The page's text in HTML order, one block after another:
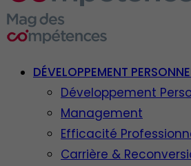
DÉVELOPPEMENT
Développement
Management
Efficacité
Carrière &